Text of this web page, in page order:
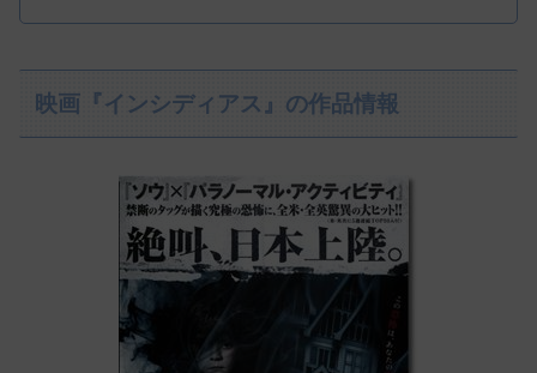
映画『インシディアス』の作品情報